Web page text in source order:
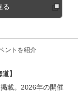
る
ントを紹介
】
載。2026年の開催